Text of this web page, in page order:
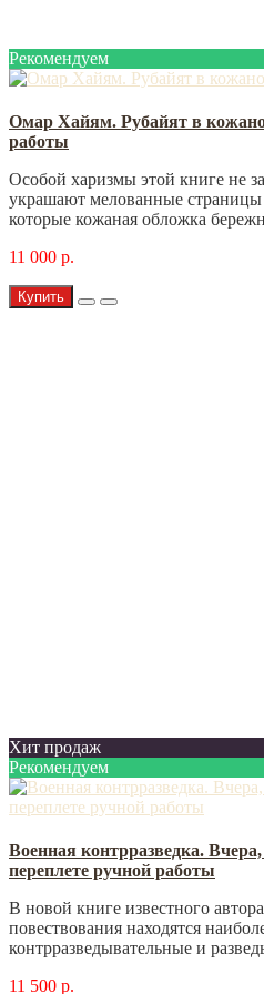
Рекомендуем
Омар Хайям. Рубайят в
работы
Особой харизмы этой книге не
украшают мелованные
которые кожаная обложка
11 000 р.
Купить
Хит продаж
Рекомендуем
Военная контрразведка.
переплете ручной работы
В новой книге известного
повествования находятся
контрразведывательные и
11 500 р.